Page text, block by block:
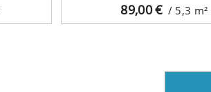
89,00€ / 5,3 m²